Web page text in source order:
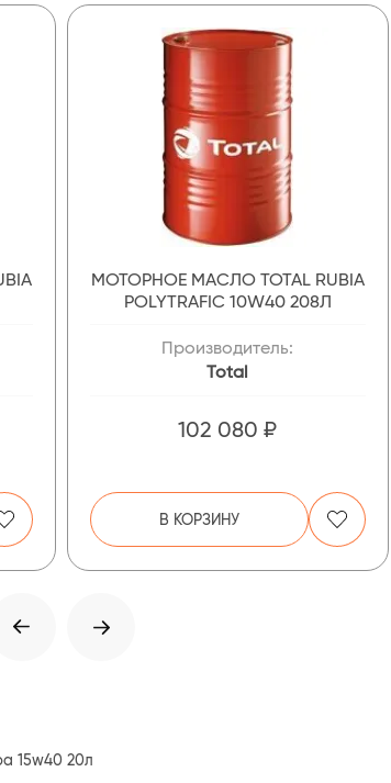
МОТОРНОЕ МАСЛО TOTAL RUBIA
POLYTRAFIC 10W40 208Л
Производитель:
Total
102 080 ₽
В КОРЗИНУ
15w40 20л